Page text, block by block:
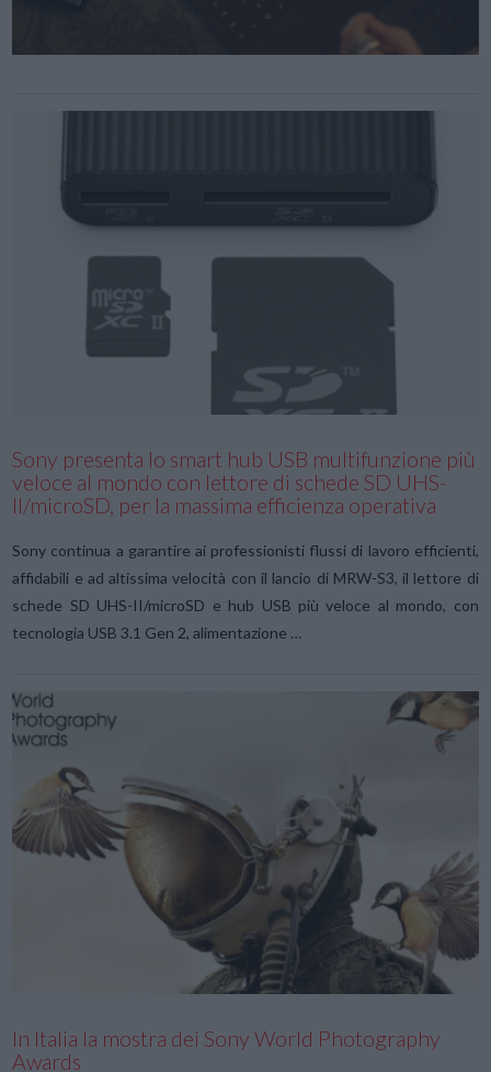
VIEW POST
Sony presenta lo smart hub USB multifunzione più
veloce al mondo con lettore di schede SD UHS-
II/microSD, per la massima efficienza operativa
Sony continua a garantire ai professionisti flussi di lavoro efficienti,
affidabili e ad altissima velocità con il lancio di MRW-S3, il lettore di
schede SD UHS-II/microSD e hub USB più veloce al mondo, con
tecnologia USB 3.1 Gen 2, alimentazione …
In Italia la mostra dei Sony World Photography
Awards